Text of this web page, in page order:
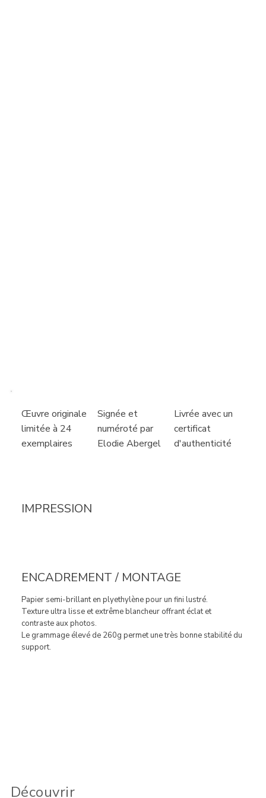
Découvrir
Œuvre originale
limitée à 24
exemplaires
Signée et
numéroté par
Elodie Abergel
Livrée avec un
certificat
d'authenticité
IMPRESSION
ENCADREMENT / MONTAGE
Papier semi-brillant en plyethylène pour un fini lustré.
Texture ultra lisse et extrême blancheur offrant éclat et
contraste aux photos.
Le grammage élevé de 260g permet une très bonne stabilité du
support.